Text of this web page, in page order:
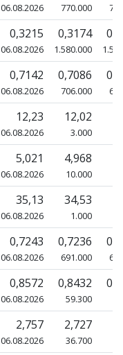
06.08.2026 770.000
0,3215
06.08.2026
0,3174
1.580.000
0,7142
06.08.2026
0,7086
706.000
12,23
06.08.2026
12,02
3.000
5,021
06.08.2026
4,968
10.000
35,13
06.08.2026
34,53
1.000
0,7243
06.08.2026
0,7236
691.000
0,8572
06.08.2026
0,8432
59.300
2,757
06.08.2026
2,727
36.700